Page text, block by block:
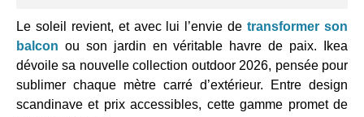
Le soleil revient, et avec lui l’envie detransformer son
balcon ou son jardin en véritable havre de paix. Ikea
dévoile sa nouvelle collection outdoor 2026, pensée pour
sublimer chaque mètre carré d’extérieur. Entre design
scandinave et prix accessibles, cette gamme promet de